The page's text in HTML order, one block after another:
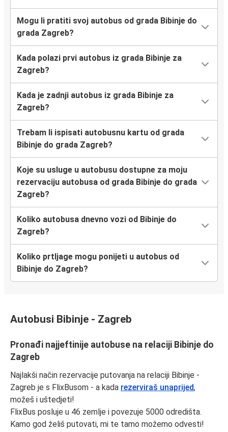
Mogu li pratiti svoj autobus od grada Bibinje do
grada Zagreb?
Kada polazi prvi autobus iz grada Bibinje za
Zagreb?
Kada je zadnji autobus iz grada Bibinje za
Zagreb?
Trebam li ispisati autobusnu kartu od grada
Bibinje do grada Zagreb?
Koje su usluge u autobusu dostupne za moju
rezervaciju autobusa od grada Bibinje do grada
Zagreb?
Koliko autobusa dnevno vozi od Bibinje do
Zagreb?
Koliko prtljage mogu ponijeti u autobus od
Bibinje do Zagreb?
Autobusi Bibinje - Zagreb
Pronađi najjeftinije autobuse na relaciji Bibinje do
Zagreb
Najlakši način rezervacije putovanja na relaciji Bibinje -
Zagreb je s FlixBusom - a kada rezerviraš unaprijed,
možeš i uštedjeti!
FlixBus posluje u 46 zemlje i povezuje 5000 odredišta.
Kamo god želiš putovati, mi te tamo možemo odvesti!